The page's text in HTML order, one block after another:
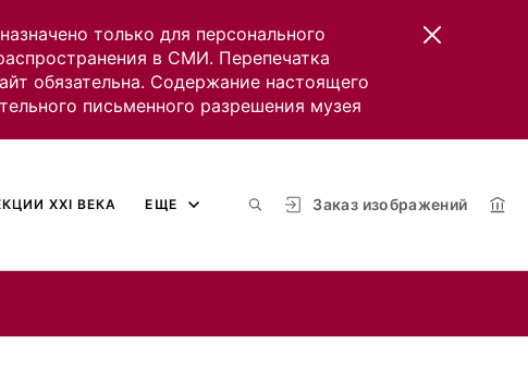
только для персонального
в СМИ. Перепечатка
обязательна. Содержание настоящего
письменного разрешения музея
Заказ изображений
XXI ВЕКА ЕЩЕ